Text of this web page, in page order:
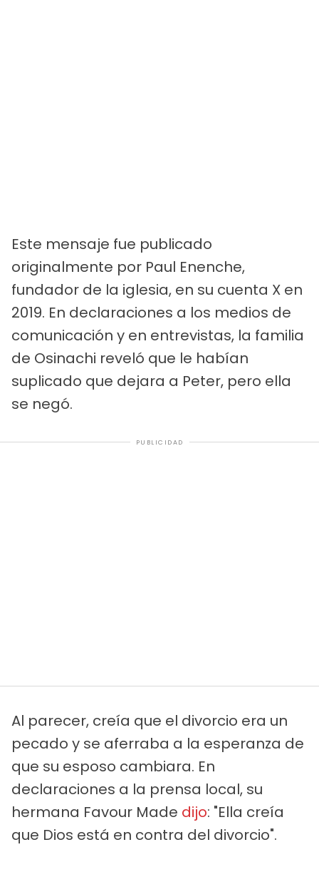
Este mensaje fue publicado
originalmente por Paul Enenche,
fundador de la iglesia, en su cuenta X en
2019. En declaraciones a los medios de
comunicación y en entrevistas, la familia
de Osinachi reveló que le habían
suplicado que dejara a Peter, pero ella
se negó.
PUBLICIDAD
Al parecer, creía que el divorcio era un
pecado y se aferraba a la esperanza de
que su esposo cambiara. En
declaraciones a la prensa local, su
hermana Favour Made dijo: "Ella creía
que Dios está en contra del divorcio".